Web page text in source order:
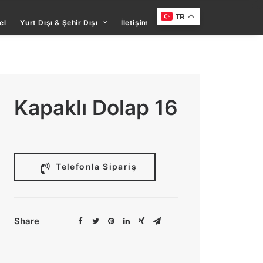
Yurt Dışı & Şehir Dışı İletişim
TR
Kapaklı Dolap 16
Telefonla Sipariş
Share